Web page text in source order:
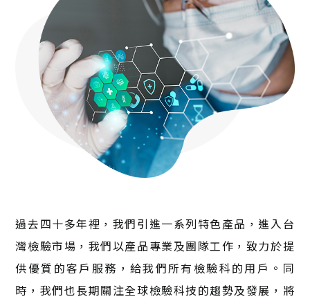
過去四十多年裡，我們引進一系列特色產品，進入台
灣檢驗市場，我們以產品專業及團隊工作，致力於提
供優質的客戶服務，給我們所有檢驗科的用戶。同
時，我們也長期關注全球檢驗科技的趨勢及發展，將